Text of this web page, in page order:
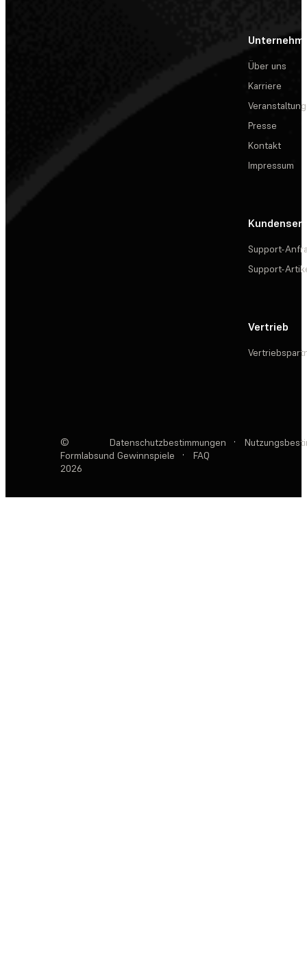
Über uns
Karriere
Presse
Kontakt
Impressum
Support-
Support-
Vertrieb
©
Formlabs
2026
Datenschutzbestimmungen ·
und Gewinnspiele
· FAQ